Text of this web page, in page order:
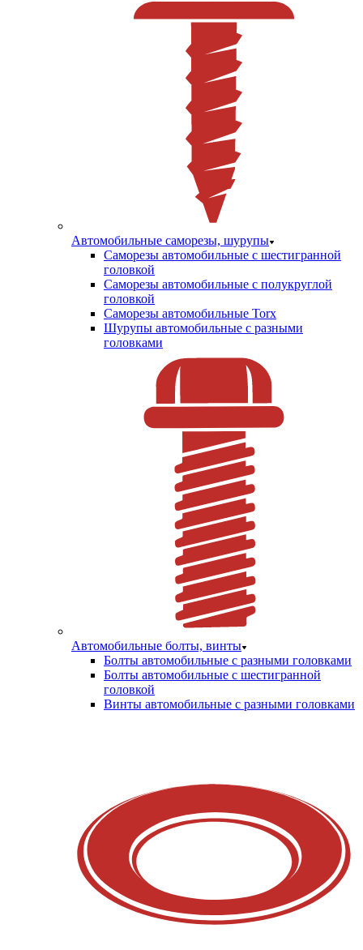
Автомобильные саморезы, шурупы
Саморезы автомобильные с шестигранной
головкой
Саморезы автомобильные с полукруглой
головкой
Саморезы автомобильные Torx
Шурупы автомобильные с разными
головками
Автомобильные болты, винты
Болты автомобильные с разными головками
Болты автомобильные с шестигранной
головкой
Винты автомобильные с разными головками